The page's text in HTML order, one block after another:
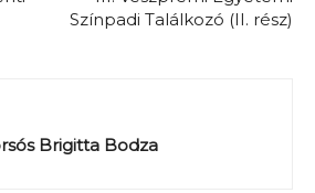
Színpadi Találkozó (II. rész)
Brigitta Bodza